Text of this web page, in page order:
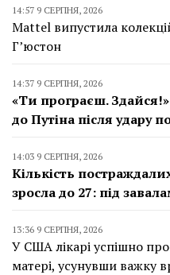
14:57 9 СЕРПНЯ, 2026
Mattel випустила
Г’юстон
14:37 9 СЕРПНЯ, 2026
«Ти програєш.
до Путіна після удару
14:03 9 СЕРПНЯ, 2026
Кількість
зросла до 27: під
13:36 9 СЕРПНЯ, 2026
У США лікарі успішно
матері, усунувши важку